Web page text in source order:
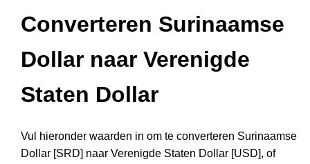
Converteren Surinaamse
Dollar naar Verenigde
Staten Dollar
Vul hieronder waarden in om te converteren Surinaamse
Dollar [SRD] naar Verenigde Staten Dollar [USD], of